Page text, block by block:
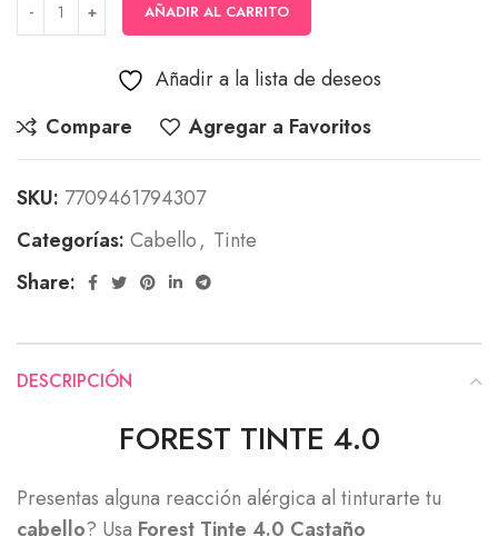
AÑADIR AL CARRITO
Añadir a la lista de deseos
Compare
Agregar a Favoritos
SKU: 7709461794307
Categorías: Cabello, Tinte
Share:
DESCRIPCIÓN
FOREST TINTE 4.0
Presentas alguna reacción alérgica al tinturarte tu
cabello? Usa Forest Tinte 4.0 Castaño